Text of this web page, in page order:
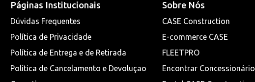
Páginas Institucionais
Dúvidas Frequentes
Política de Privacidade
Política de Entrega e de Retirada
Política de Cancelamento e Devoluçao
Sobre Nós
CASE Construction
E-commerce CASE
FLEETPRO
Encontrar Concessionário